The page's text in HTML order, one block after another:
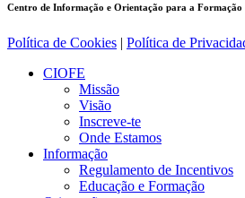
Centro de Informação e Orientação para a Formação
Política de Cookies | Política de
CIOFE
Missão
Visão
Inscreve-te
Onde Estamos
Informação
Regulamento de Incentivos
Educação e Formação